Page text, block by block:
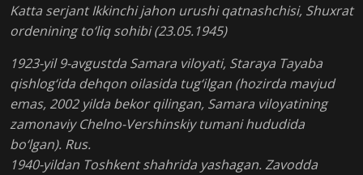
Katta serjant Ikkinchi jahon urushi qatnashchisi, Shuxrat
ordenining to‘liq sohibi (23.05.1945)
1923-yil 9-avgustda Samara viloyati, Staraya Tayaba
qishlog‘ida dehqon oilasida tug‘ilgan (hozirda mavjud
emas, 2002 yilda bekor qilingan, Samara viloyatining
zamonaviy Chelno-Vershinskiy tumani hududida
bo‘lgan). Rus.
1940-yildan Toshkent shahrida yashagan. Zavodda